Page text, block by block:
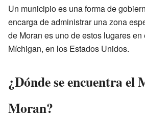
Un municipio es una forma de
encarga de administrar una zona
de Moran es uno de estos lugares en
Míchigan, en los Estados Unidos.
¿Dónde se encuentra el
Moran?